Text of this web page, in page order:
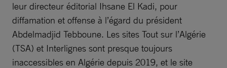
leur directeur éditorial Ihsane El Kadi, pour
diffamation et offense à l’égard du président
Abdelmadjid Tebboune. Les sites Tout sur l’Algérie
(TSA) et Interlignes sont presque toujours
inaccessibles en Algérie depuis 2019, et le site